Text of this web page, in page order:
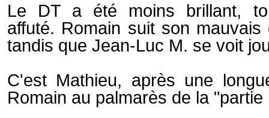
Le DT a été moins brillant,
affuté. Romain suit son
tandis que Jean-Luc M. se voit
C'est Mathieu, après une
Romain au palmarès de la "partie